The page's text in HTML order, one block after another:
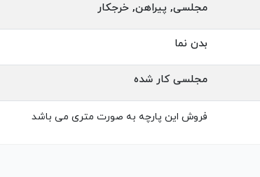
مجلسی, پیراهن, خرجکار
بدن نما
مجلسی کار شده
فروش این پارچه به صورت متری می باشد